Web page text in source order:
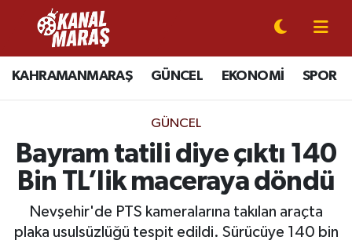
KAHRAMANMARAŞ GÜNCEL EKONOMİ SPOR
GÜNCEL
Bayram tatili diye çıktı 140
Bin TL’lik maceraya döndü
Nevşehir'de PTS kameralarına takılan araçta
plaka usulsüzlüğü tespit edildi. Sürücüye 140 bin
CANLI YAYIN
KAHRAMANMARAŞ
SPOR
SİYASET
Kahramanmaraş Nöbetçi Eczaneler
Kahramanmaraş Hava Durumu
Kahramanmaraş Namaz Vakitleri
Kahramanmaraş Trafik Yoğunluk Haritası
Süper Lig Puan Durumu ve Fikstür